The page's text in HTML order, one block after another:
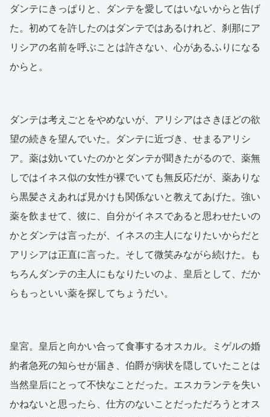
ダンテにきっぱりと、ダンテを愛してはいないからと告げ
た。初めてを許したのはダンテではあるけれど、刹那にア
リシアの名前を呼ぶことは許さない、心があるふりになる
からと。
ダンテは考えごとをやめないが、アリシアはさきほどの欲
望の続きを望んでいた。ダンテに近づき、せまるアリシ
ア。薬は効いていたのかとダンテが聞きたがるので、薬無
しではイネス似の女性が裸でいても無反応だが、薬ありな
ら黒髪さえあれば見かけも関係ないと教えてあげた。強い
薬を飲ませて、彼に、自分がイネスであると思わせたいの
かとダンテは言ったが、イネスの主人になりたいからだと
アリシアは正直に言った。そして微笑みながら続けた。も
ちろんダンテの主人にもなりたいのよ、皇后として、だか
らもっといい薬を探してちょうだい。
皇宮。皇后と向かい合って食事するオスカル。ミゲルの婚
約者急死の知らせが届き、伯爵が病状を隠していたことは
当然皇后にとって不快なことだった。エスカランテを失い
かねないと思ったら、仕方のないことだっただろうとオス